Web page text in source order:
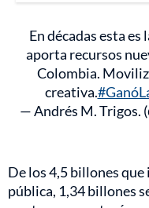
En décadas esta
aporta recursos
Colombia.
creativa.
— Andrés M. Trigos.
De los 4,5 billones
pública, 1,34 billones